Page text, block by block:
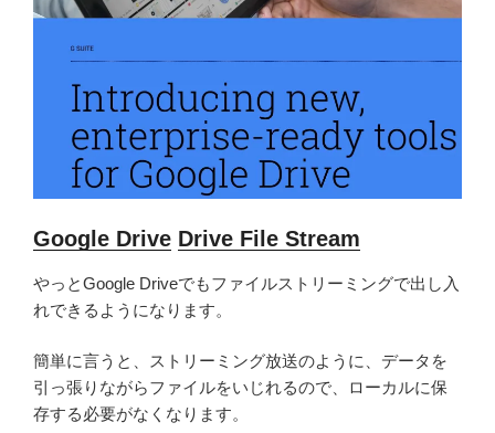
ど
の
Google Drive Drive File Stream
やっとGoogle Driveでもファイルストリーミングで出し入
れできるようになります。
簡単に言うと、ストリーミング放送のように、データを
引っ張りながらファイルをいじれるので、ローカルに保
存する必要がなくなります。